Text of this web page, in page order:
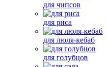
для чипсов
для риса
для люля-кебаб
для голубцов